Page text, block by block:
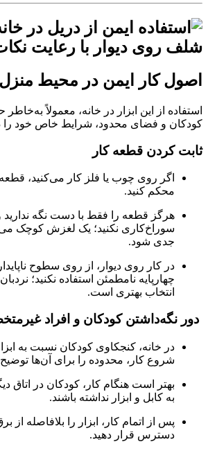
اصول کار ایمن در محیط منزل
استفاده از این ابزار در خانه، معمولاً
کودکان و فضای محدود، شرایط خاص خود را
ثابت کردن قطعه کار
اگر روی چوب یا فلز کار می‌کنید، قطعه
محکم کنید.
هرگز قطعه را فقط با دست نگه
سوراخ‌کاری نکنید؛ یک لغزش کوچک
جدی شود.
در کار روی دیوار، از روی سطوح
چهارپایه نامطمئن استفاده نکنید؛
انتخاب بهتری است.
دور نگه‌داشتن کودکان و افراد
در خانه، کنجکاوی کودکان نسبت به
شروع کار، محدوده را برای آن‌ها توضیح
بهتر است هنگام کار، کودکان در اتاق
به کابل و ابزار نداشته باشند.
پس از اتمام کار، ابزار را بلافاصله از
دسترس قرار دهید.